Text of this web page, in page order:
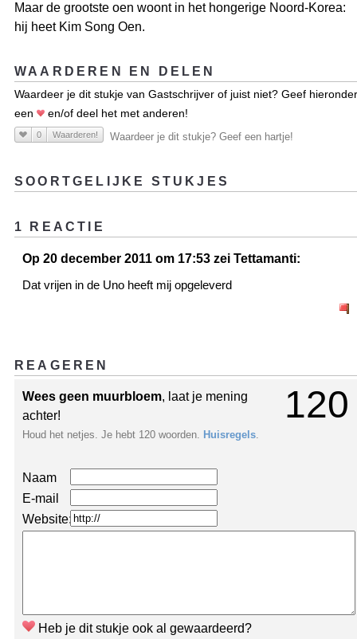
Maar de grootste oen woont in het hongerige Noord-Korea:
hij heet Kim Song Oen.
WAARDEREN EN DELEN
Waardeer je dit stukje van Gastschrijver of juist niet? Geef hieronder
een
en/of deel het met anderen!
0 Waarderen! Waardeer je dit stukje? Geef een hartje!
SOORTGELIJKE STUKJES
1 REACTIE
Op 20 december 2011 om 17:53 zei Tettamanti:
Dat vrijen in de Uno heeft mij opgeleverd
REAGEREN
120
Wees geen muurbloem, laat je mening
achter!
Houd het netjes. Je hebt 120 woorden. Huisregels
Naam
E-mail
Website:
Heb je dit stukje ook al gewaardeerd?